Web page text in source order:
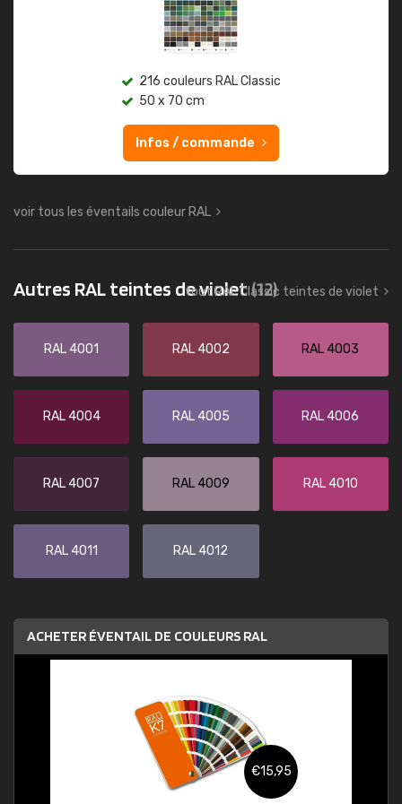
216 couleurs RAL Classic
50 x 70 cm
Infos / commande
voir tous les éventails couleur RAL
Autres RAL teintes de violet(12)
tout RAL Classic teintes de violet
RAL 4001 RAL 4002 RAL 4003
RAL 4004 RAL 4005 RAL 4006
RAL 4007 RAL 4009 RAL 4010
RAL 4011 RAL 4012
ACHETER ÉVENTAIL DE COULEURS RAL
€15,95